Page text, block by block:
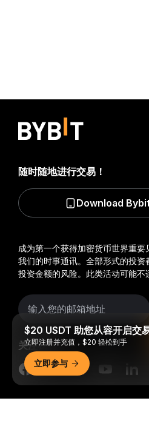
成为第一个获得加密货币世界重
我们的时事通讯。 全部形式的投资
投资金额的风险。此类活动可能不
关注我们
随时随地进行交易！
Download
$20 USDT 助您从容开启交
立即注册并充值，$20 轻松到手
立即参与